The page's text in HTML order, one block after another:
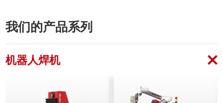
我们的产品系列
机器人焊机